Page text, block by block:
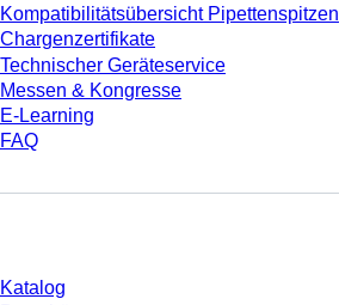
Kompatibilitätsübersicht Pipettenspitzen
Chargenzertifikate
Technischer Geräteservice
Messen & Kongresse
E-Learning
FAQ
Katalog